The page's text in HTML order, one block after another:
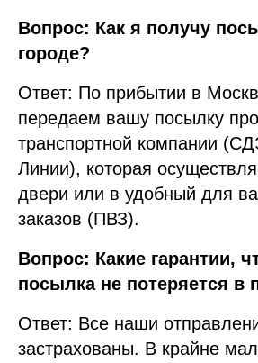
Вопрос: Как я получу
городе?
Ответ: По прибытии в
передаем вашу посылку
транспортной компании
Линии), которая
двери или в удобный для
заказов (ПВЗ).
Вопрос: Какие гарантии,
посылка не потеряется в
Ответ: Все наши
застрахованы. В крайне